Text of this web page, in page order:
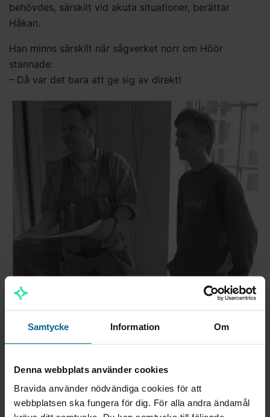
Samtycke Information Om
Denna webbplats använder cookies
Bravida använder nödvändiga cookies för att
webbplatsen ska fungera för dig. För alla andra ändamål
behövdes, särskilt vid akuta situationer, berättar
Håkan.
Han minns särskilt när sågverket norr om Höör
stannade:
– Då var det bara att ge sig av direkt!